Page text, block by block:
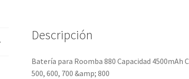
Descripción
Batería para Roomba 880 Capacidad 4500mAh
500, 600, 700 &amp; 800